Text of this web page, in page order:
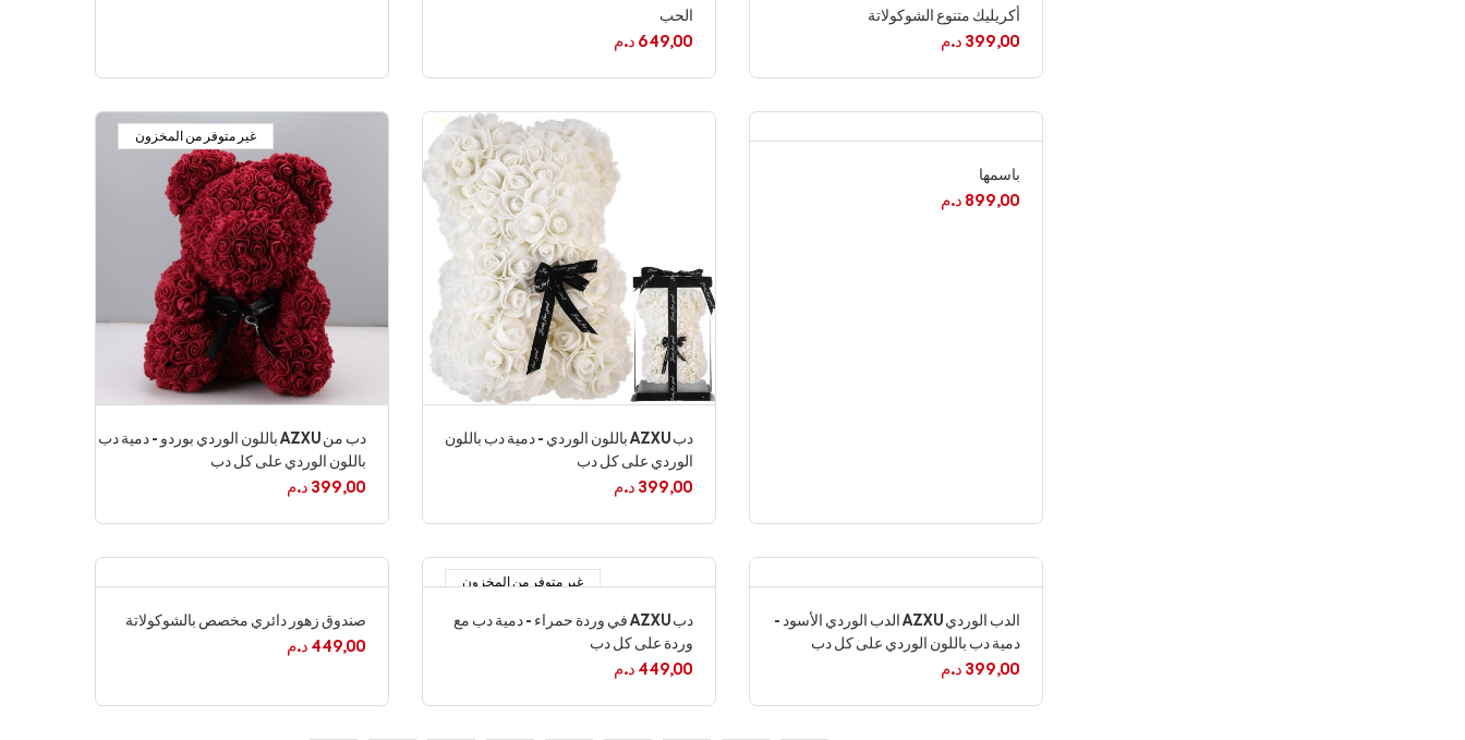
أكريليك متنوع الشوكولاتة
399,00 د.م
الحب
649,00 د.م
باسمها
899,00 د.م
دب AZXU باللون الوردي - دمية دب باللون
الوردي على كل دب
399,00 د.م
غير متوفر من المخزون
دب من AZXU باللون الوردي بوردو - دمية دب
باللون الوردي على كل دب
399,00 د.م
الدب الوردي AZXU الدب الوردي الأسود -
دمية دب باللون الوردي على كل دب
399,00 د.م
غير متوفر من المخزون
دب AZXU في وردة حمراء - دمية دب مع
وردة على كل دب
449,00 د.م
صندوق زهور دائري مخصص بالشوكولاتة
449,00 د.م